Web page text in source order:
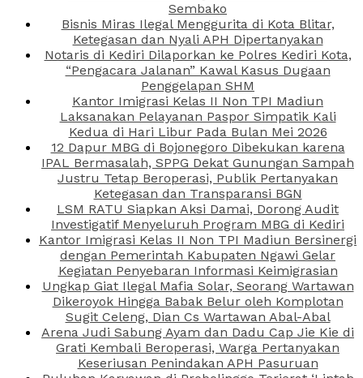
Sembako
Bisnis Miras Ilegal Menggurita di Kota Blitar,
Ketegasan dan Nyali APH Dipertanyakan
Notaris di Kediri Dilaporkan ke Polres Kediri Kota,
“Pengacara Jalanan” Kawal Kasus Dugaan
Penggelapan SHM
Kantor Imigrasi Kelas II Non TPI Madiun
Laksanakan Pelayanan Paspor Simpatik Kali
Kedua di Hari Libur Pada Bulan Mei 2026
12 Dapur MBG di Bojonegoro Dibekukan karena
IPAL Bermasalah, SPPG Dekat Gunungan Sampah
Justru Tetap Beroperasi, Publik Pertanyakan
Ketegasan dan Transparansi BGN
LSM RATU Siapkan Aksi Damai, Dorong Audit
Investigatif Menyeluruh Program MBG di Kediri
Kantor Imigrasi Kelas II Non TPI Madiun Bersinergi
dengan Pemerintah Kabupaten Ngawi Gelar
Kegiatan Penyebaran Informasi Keimigrasian
Ungkap Giat Ilegal Mafia Solar, Seorang Wartawan
Dikeroyok Hingga Babak Belur oleh Komplotan
Sugit Celeng, Dian Cs Wartawan Abal-Abal
Arena Judi Sabung Ayam dan Dadu Cap Jie Kie di
Grati Kembali Beroperasi, Warga Pertanyakan
Keseriusan Penindakan APH Pasuruan